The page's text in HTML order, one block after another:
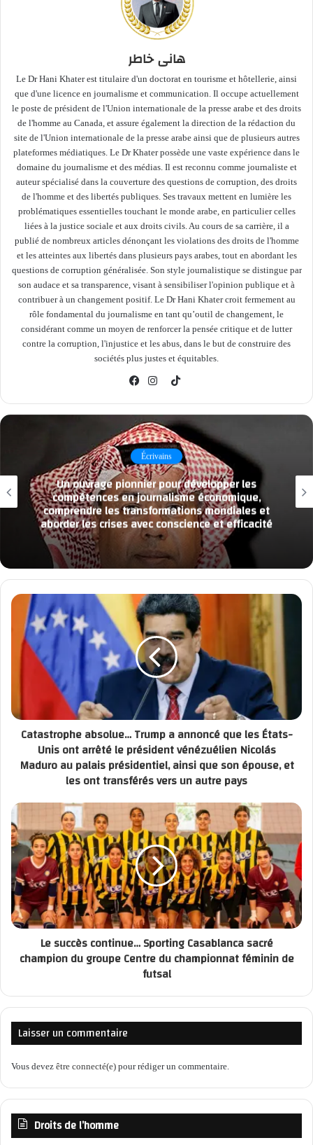
هانى خاطر
Le Dr Hani Khater est titulaire d'un doctorat en tourisme et hôtellerie, ainsi
que d'une licence en journalisme et communication. Il occupe actuellement
le poste de président de l'Union internationale de la presse arabe et des droits
de l'homme au Canada, et assure également la direction de la rédaction du
site de l'Union internationale de la presse arabe ainsi que de plusieurs autres
plateformes médiatiques. Le Dr Khater possède une vaste expérience dans le
domaine du journalisme et des médias. Il est reconnu comme journaliste et
auteur spécialisé dans la couverture des questions de corruption, des droits
de l'homme et des libertés publiques. Ses travaux mettent en lumière les
problématiques essentielles touchant le monde arabe, en particulier celles
liées à la justice sociale et aux droits civils. Au cours de sa carrière, il a
publié de nombreux articles dénonçant les violations des droits de l'homme
et les atteintes aux libertés dans plusieurs pays arabes, tout en abordant les
questions de corruption généralisée. Son style journalistique se distingue par
son audace et sa transparence, visant à sensibiliser l'opinion publique et à
contribuer à un changement positif. Le Dr Hani Khater croit fermement au
rôle fondamental du journalisme en tant qu’outil de changement, le
considérant comme un moyen de renforcer la pensée critique et de lutter
contre la corruption, l'injustice et les abus, dans le but de construire des
sociétés plus justes et équitables.
TikTok
Écrivains
Un ouvrage pionnier pour développer les
compétences en journalisme économique,
comprendre les transformations mondiales et
aborder les crises avec conscience et efficacité
Catastrophe absolue… Trump a annoncé que les États-
Unis ont arrêté le président vénézuélien Nicolás
Maduro au palais présidentiel, ainsi que son épouse, et
les ont transférés vers un autre pays
Le succès continue… Sporting Casablanca sacré
champion du groupe Centre du championnat féminin de
futsal
Laisser un commentaire
Vous devez être connecté(e) pour rédiger un commentaire.
Droits de l’homme